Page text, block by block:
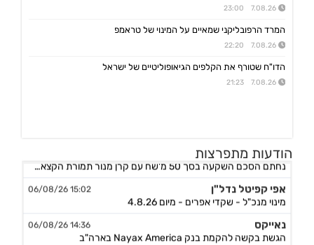
7.08.26 23:00
המרד הרפובליקני שמאיים על המינוי של טראמפ
7.08.26 22:20
הדו"ח שטורף את הקלפים הגיאופוליטיים של ישראל
7.08.26 21:23
הודעות מתפרצות
אפי קפיטל נדל"ן
מינוי מנכ"ל - שקדי אפרים - מיום 4.8.26
הגשת בקשה להקמת בנק Nayax America בארה"ב